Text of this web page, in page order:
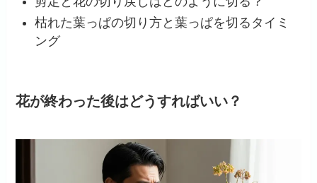
枯れた葉っぱの切り方と葉っぱを切るタイミ
ング
花が終わった後はどうすればいい？